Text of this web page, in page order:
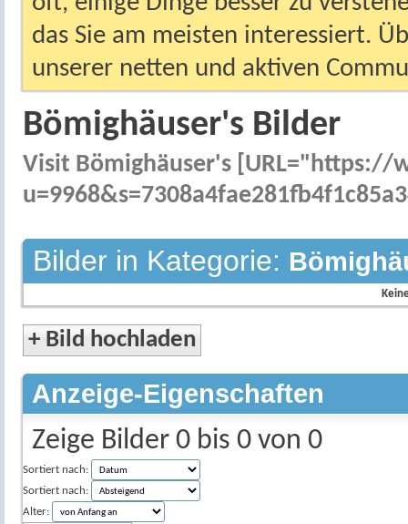
das Sie am meisten interessiert.
unserer netten und aktiven
Bömighäuser's Bilder
Visit Bömighäuser's
Bilder in Kategorie:
+ Bild hochladen
Anzeige-Eigenschaften
Zeige Bilder 0 bis 0 von 0
Sortiert nach:
Sortiert nach:
Alter: